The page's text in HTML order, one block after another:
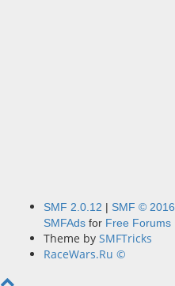
SMF 2.0.12 | SMF © 2016
SMFAds for Free Forums
Theme by SMFTricks
RaceWars.Ru ©